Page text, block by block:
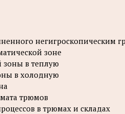
негигроскопическим
зоне
зоны в теплую
в холодную
трюмов
в трюмах и складах